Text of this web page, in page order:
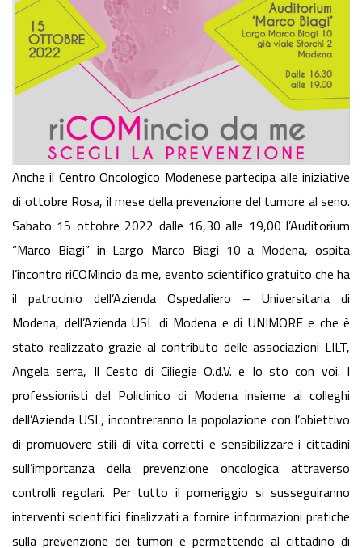
Anche il Centro Oncologico Modenese partecipa alle iniziative
di ottobre Rosa, il mese della prevenzione del tumore al seno.
Sabato 15 ottobre 2022 dalle 16,30 alle 19,00 l’Auditorium
“Marco Biagi” in Largo Marco Biagi 10 a Modena, ospita
l’incontro riCOMincio da me, evento scientifico gratuito che ha
il patrocinio dell’Azienda Ospedaliero – Universitaria di
Modena, dell’Azienda USL di Modena e di UNIMORE e che è
stato realizzato grazie al contributo delle associazioni LILT,
Angela serra, Il Cesto di Ciliegie O.d.V. e Io sto con voi. I
professionisti del Policlinico di Modena insieme ai colleghi
dell’Azienda USL, incontreranno la popolazione con l’obiettivo
di promuovere stili di vita corretti e sensibilizzare i cittadini
sull’importanza della prevenzione oncologica attraverso
controlli regolari. Per tutto il pomeriggio si susseguiranno
interventi scientifici finalizzati a fornire informazioni pratiche
sulla prevenzione dei tumori e permettendo al cittadino di